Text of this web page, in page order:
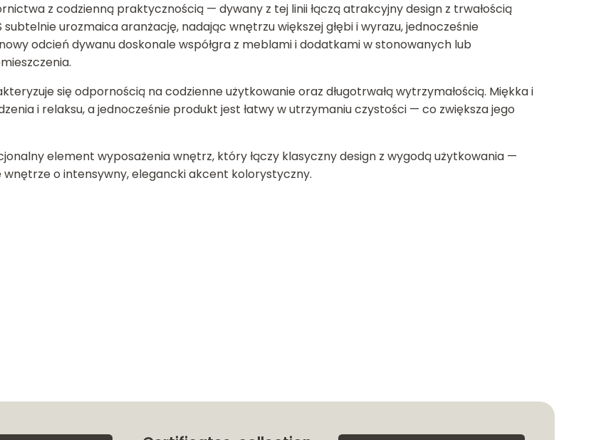
z codzienną praktycznością — dywany z tej linii łączą atrakcyjny design z trwałością
urozmaica aranżację, nadając wnętrzu większej głębi i wyrazu, jednocześnie
odcień dywanu doskonale współgra z meblami i dodatkami w stonowanych lub
się odpornością na codzienne użytkowanie oraz długotrwałą wytrzymałością. Miękka i
i relaksu, a jednocześnie produkt jest łatwy w utrzymaniu czystości — co zwiększa jego
element wyposażenia wnętrz, który łączy klasyczny design z wygodą użytkowania —
o intensywny, elegancki akcent kolorystyczny.